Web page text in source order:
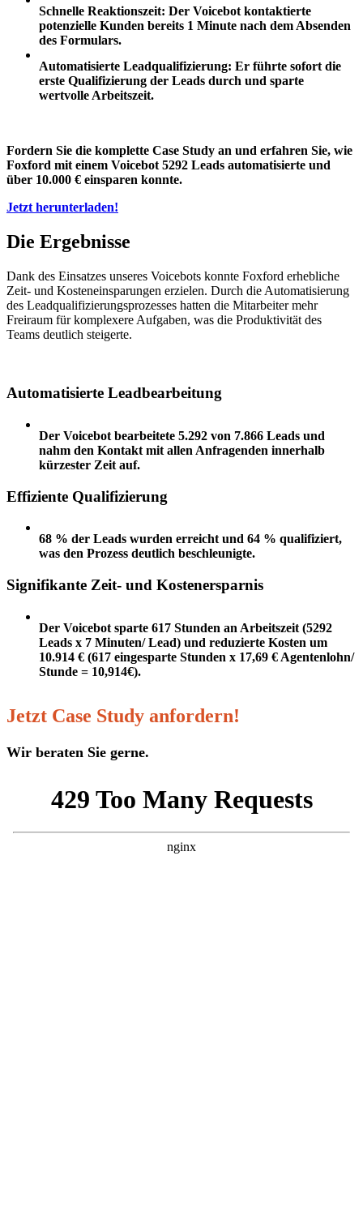
Schnelle Reaktionszeit: Der Voicebot kontaktierte
potenzielle Kunden bereits 1 Minute nach dem Absenden
des Formulars.
Automatisierte Leadqualifizierung: Er führte sofort die
erste Qualifizierung der Leads durch und sparte
wertvolle Arbeitszeit.
Fordern Sie die komplette Case Study an und erfahren Sie, wie
Foxford mit einem Voicebot 5292 Leads automatisierte und
über 10.000 € einsparen konnte.
Jetzt herunterladen!
Die Ergebnisse
Dank des Einsatzes unseres Voicebots konnte Foxford erhebliche
Zeit- und Kosteneinsparungen erzielen. Durch die Automatisierung
des Leadqualifizierungsprozesses hatten die Mitarbeiter mehr
Freiraum für komplexere Aufgaben, was die Produktivität des
Teams deutlich steigerte.
Automatisierte Leadbearbeitung
Der Voicebot bearbeitete 5.292 von 7.866 Leads und
nahm den Kontakt mit allen Anfragenden innerhalb
kürzester Zeit auf.
Effiziente Qualifizierung
68 % der Leads wurden erreicht und 64 % qualifiziert,
was den Prozess deutlich beschleunigte.
Signifikante Zeit- und Kostenersparnis
Der Voicebot sparte 617 Stunden an Arbeitszeit (5292
Leads x 7 Minuten/ Lead) und reduzierte Kosten um
10.914 € (617 eingesparte Stunden x 17,69 € Agentenlohn/
Stunde = 10,914€).
Jetzt Case Study anfordern!
Wir beraten Sie gerne.